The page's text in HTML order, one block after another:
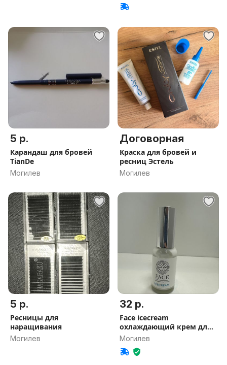
5 р.
Карандаш для бровей
TianDe
Могилев
Договорная
Краска для бровей и
ресниц Эстель
Могилев
5 р.
Ресницы для
наращивания
Могилев
32 р.
Face icecream
охлаждающий крем для
татуажа
Могилев